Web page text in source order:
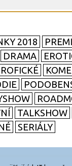
2018
DRAMA
TALKSHOW
SERIÁLY